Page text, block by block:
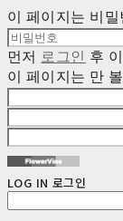
이 페이지는 비
먼저 로그인 후
이 페이지는 만
LOG IN 로그인